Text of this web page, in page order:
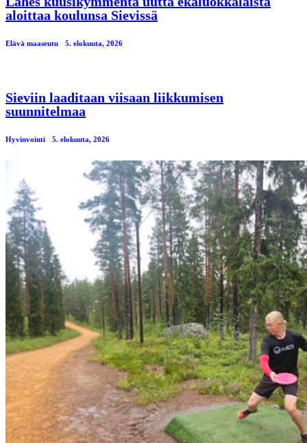
aloittaa koulunsa Sievissä
Elävä maaseutu 5. elokuuta, 2026
Sieviin laaditaan viisaan liikkumisen
suunnitelmaa
Hyvinvointi 5. elokuuta, 2026